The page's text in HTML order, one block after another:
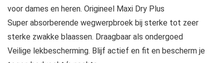
voor dames en heren. Origineel Maxi Dry Plus
Super absorberende wegwerpbroek bij sterke tot zeer
sterke zwakke blaassen. Draagbaar als ondergoed
Veilige lekbescherming. Blijf actief en fit en bescherm je